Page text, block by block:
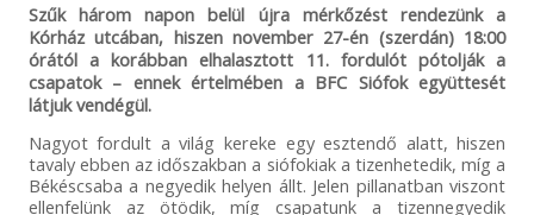
Szűk három napon belül újra mérkőzést rendezünk a
Kórház utcában, hiszen november 27-én (szerdán) 18:00
órától a korábban elhalasztott 11. fordulót pótolják a
csapatok – ennek értelmében a BFC Siófok együttesét
látjuk vendégül.
Nagyot fordult a világ kereke egy esztendő alatt, hiszen
tavaly ebben az időszakban a siófokiak a tizenhetedik, míg a
Békéscsaba a negyedik helyen állt. Jelen pillanatban viszont
ellenfelünk az ötödik, míg csapatunk a tizennegyedik